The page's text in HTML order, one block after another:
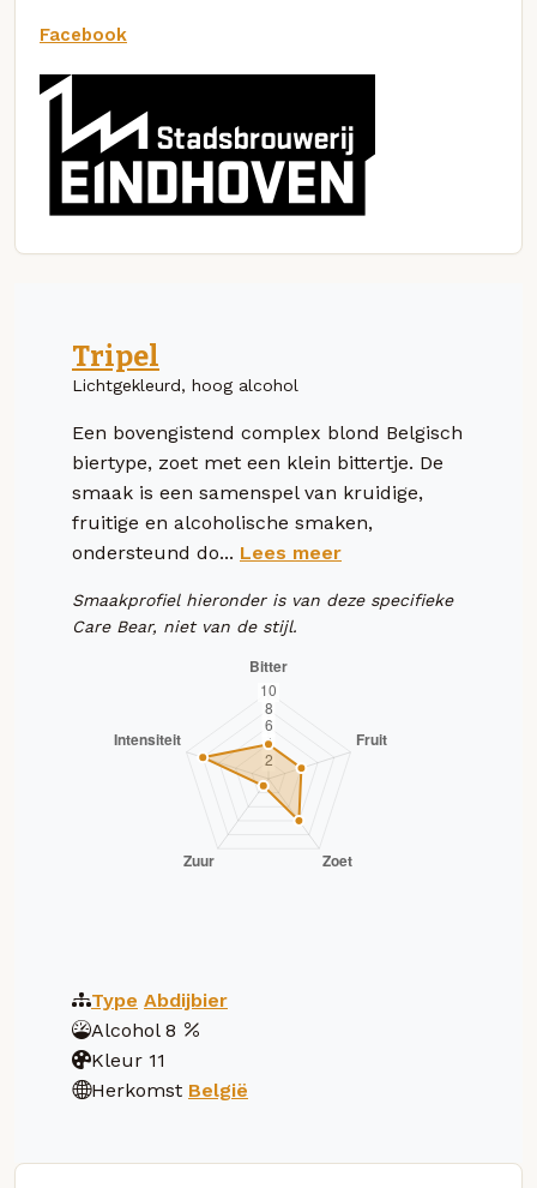
Facebook
Tripel
Lichtgekleurd, hoog alcohol
Een bovengistend complex blond Belgisch
biertype, zoet met een klein bittertje. De
smaak is een samenspel van kruidige,
fruitige en alcoholische smaken,
ondersteund do... Lees meer
Smaakprofiel hieronder is van deze specifieke
Care Bear, niet van de stijl.
Type Abdijbier
Alcohol 8
Kleur 11
Herkomst België